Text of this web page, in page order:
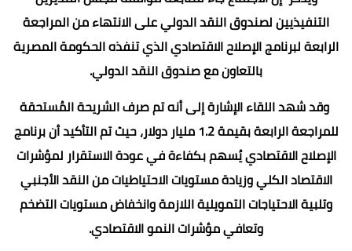
التنفيذيين لصندوق النقد الدولي على الانتهاء من المراجعة
الرابعة لبرنامج الإصلاح الاقتصادي الذي تنفذه الحكومة المصرية
بالتعاون مع صندوق النقد الدولي.
وقد شهد اللقاء الإشارة إلى أنه تم صرف الشريحة المُستحقة
للمراجعة الرابعة بقيمة 1.2 مليار دولار، حيث تم التأكيد أن برنامج
الإصلاح الاقتصادي يُسهم بكفاءة في عودة الاستقرار لمؤشرات
الاقتصاد الكلي وزيادة مستويات الاحتياطيات من النقد الأجنبي
وتلبية الاحتياجات التمويلية اللازمة وانخفاض مستويات التضخم
وتعافي مؤشرات النمو الاقتصادي.